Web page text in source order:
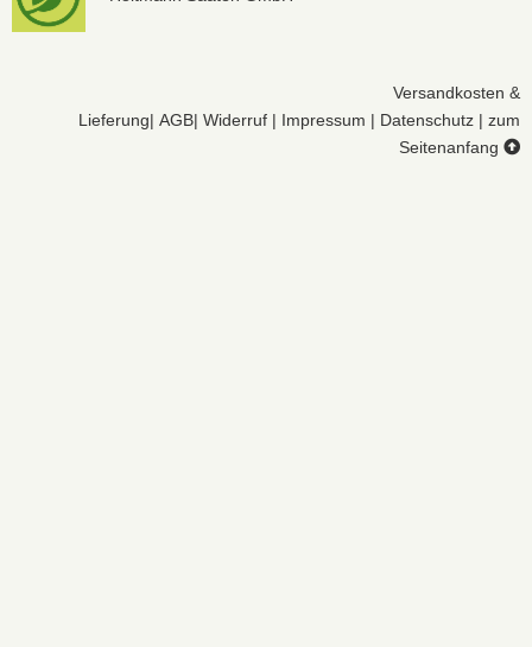
Versandkosten &
Lieferung| AGB| Widerruf | Impressum | Datenschutz | zum
Seitenanfang